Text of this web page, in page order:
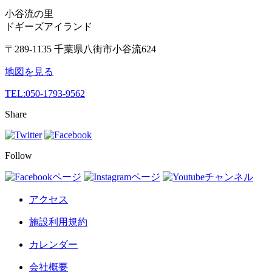
小谷流の里
ドギーズアイランド
〒289-1135 千葉県八街市小谷流624
地図を見る
TEL:050-1793-9562
Share
Follow
アクセス
施設利用規約
カレンダー
会社概要